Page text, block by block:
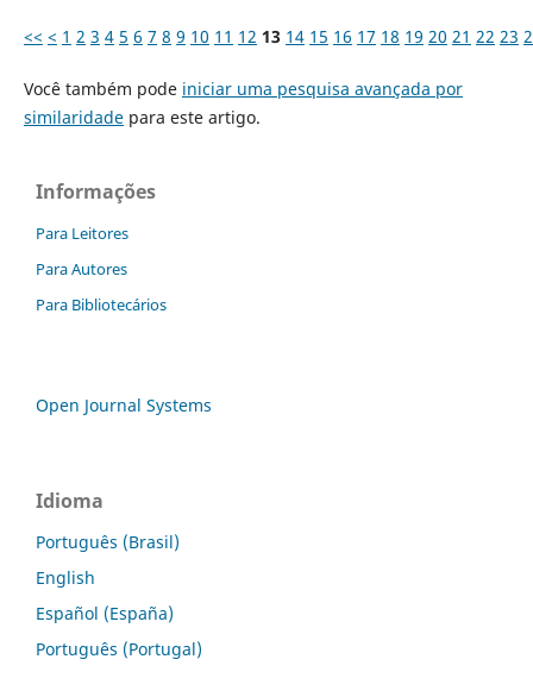
<< < 1 2 3 4 5 6 7 8 9 10 11 12 13 14 15 16 17 18 19 20 21 22 23
Você também pode iniciar uma pesquisa avançada por
similaridadepara este artigo.
Informações
Para Leitores
Para Autores
Para Bibliotecários
Open Journal Systems
Idioma
Português (Brasil)
English
Español (España)
Português (Portugal)